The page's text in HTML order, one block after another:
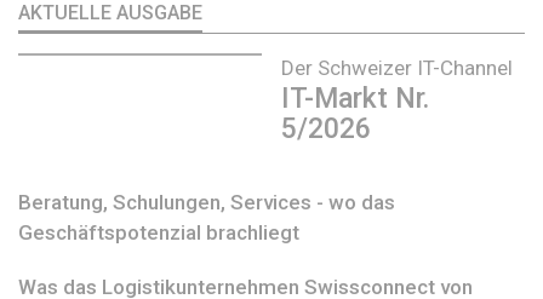
AKTUELLE AUSGABE
Der Schweizer IT-Channel
IT-Markt Nr.
5/2026
Beratung, Schulungen, Services - wo das
Geschäftspotenzial brachliegt
Was das Logistikunternehmen Swissconnect von